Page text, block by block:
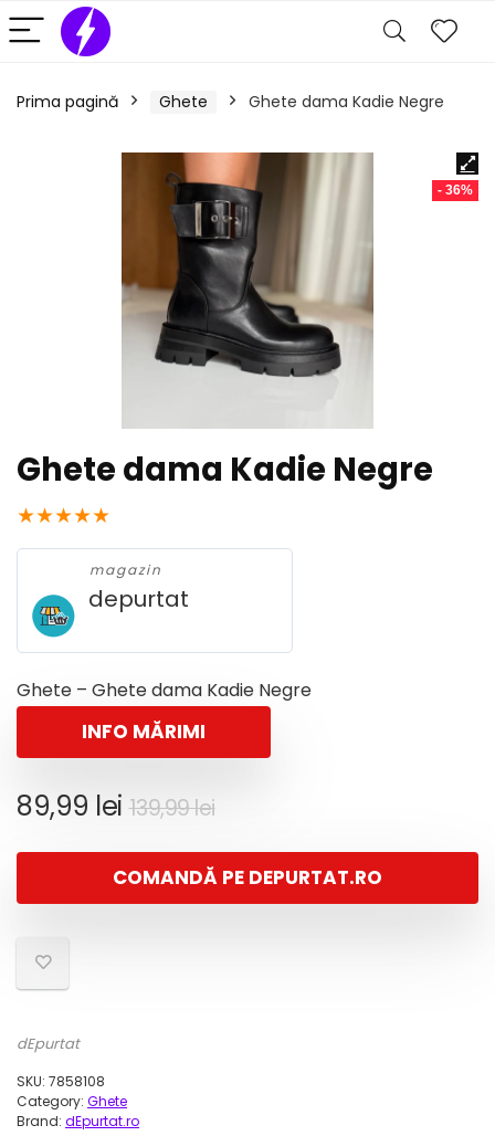
Prima pagină Ghete Ghete dama Kadie Negre
- 36%
Ghete dama Kadie Negre
★★★★★
magazin
depurtat
Ghete – Ghete dama Kadie Negre
INFO MĂRIMI
139,99leiPrețul
a
fost:
89,99 lei
Prețul
este:
89,99 lei.
COMANDĂ PE DEPURTAT.RO
dEpurtat
SKU: 7858108
Category: Ghete
Brand: dEpurtat.ro